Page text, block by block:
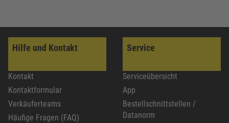
Hilfe und Kontakt
Kontakt
Kontaktformular
Verkäuferteams
Häufige Fragen (FAQ)
Service
Serviceübersicht
App
Bestellschnittstellen /
Datanorm